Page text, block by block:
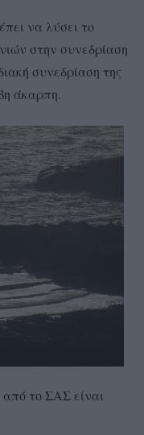
να λύσει το
στην συνεδρίαση
συνεδρίαση της
άκαρπη.
το ΣΑΣ είναι